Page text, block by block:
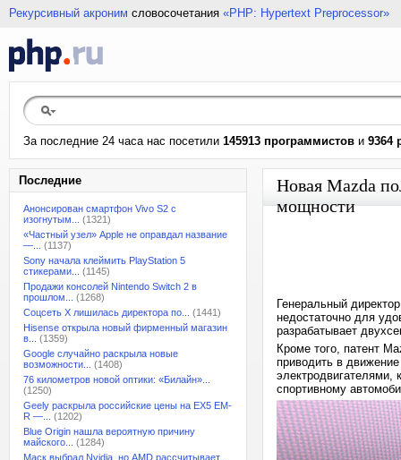
Рекурсивный акроним словосочетания «PHP: Hypertext Preprocessor»
За последние 24 часа нас посетили 145913 программистов и 9364
Последние
Анонсирован смартфон Vivo S2 с
изогнутым...
(1321)
«Частный узел» Apple не оправдал название
—...
(1137)
Sony начала клеймить PlayStation 5
стикерами...
(1145)
Продажи консолей Nintendo Switch 2 в
прошлом...
(1268)
Соцсеть X лишилась директора по...
(1441)
Hisense открыла новый фирменный магазин
в...
(1359)
Google случайно раскрыла новые
возможности...
(1408)
76 километров новой оптики: «Билайн»...
(1250)
Geely раскрыла российские цены на EX5 EM-
R —...
(1202)
Blue Origin нашла вероятную причину
майского...
(1284)
Маск выбрал Nvidia, но AMD рассчитывает...
Новая Mazda
мощности
Генеральный
недостаточно для
разрабатывает
Кроме того, патент
приводить в
электродвигателями,
спортивному